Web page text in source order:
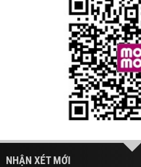
NHẬN XÉT MỚI